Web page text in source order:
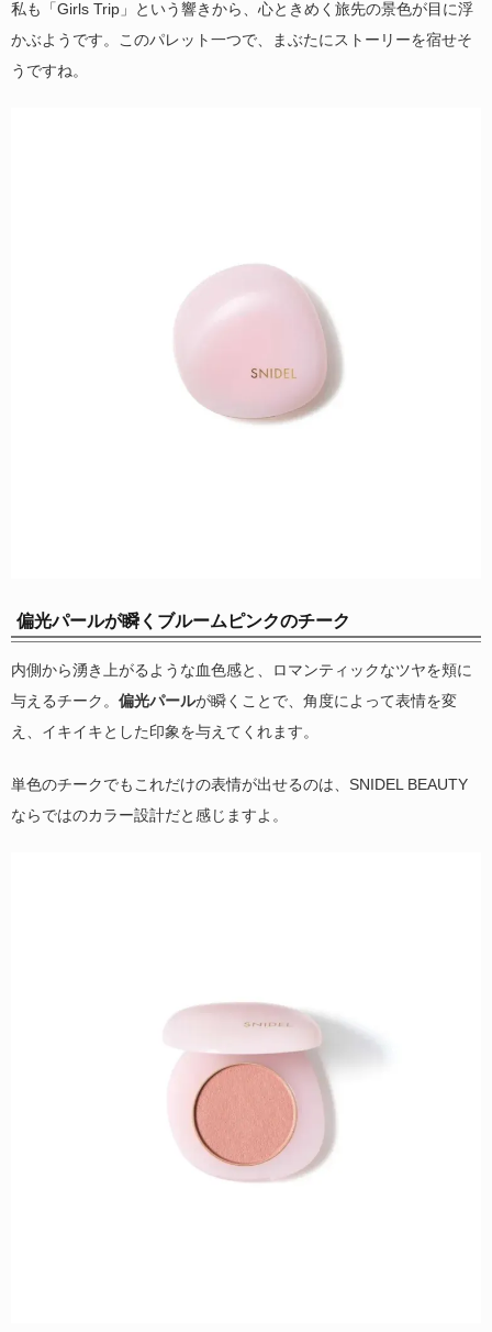
私も「Girls Trip」という響きから、心ときめく旅先の景色が目に浮
かぶようです。このパレット一つで、まぶたにストーリーを宿せそ
うですね。
偏光パールが瞬くブルームピンクのチーク
内側から湧き上がるような血色感と、ロマンティックなツヤを頬に
与えるチーク。 偏光パールが瞬くことで、角度によって表情を変
え、イキイキとした印象を与えてくれます。
単色のチークでもこれだけの表情が出せるのは、SNIDEL BEAUTY
ならではのカラー設計だと感じますよ。